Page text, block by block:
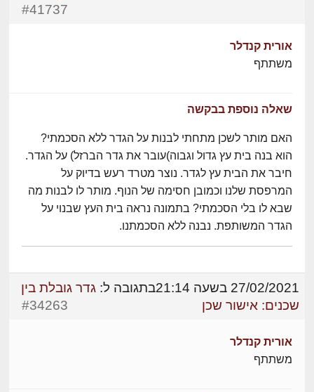
#41737
אורית קנדלר
משתתף
שאלה נוספת בבקשה
האם מותר לשכן מתחתי לבנות על הגדר ללא הסכמתי?
הוא בנה בית עץ גדול וגבוה)עובר את גדר הברזל) על הגדר.
חיבר את הבית עץ לגדר. נוצר מטרד רעש בדיוק על
המרפסת שלנו וכמובן חסימה של הנוף. מותר לו לבנות מה
שבא לו בלי הסכמתי? בתמונה נראה בית העץ שבנוי על
הגדר המשותפת. נבנה ללא הסכמתנו.
27/02/2021 בשעה 21:14 בתגובה ל: גדר גובלת בין
שכנים: אישור שכן
#34263
אורית קנדלר
משתתף